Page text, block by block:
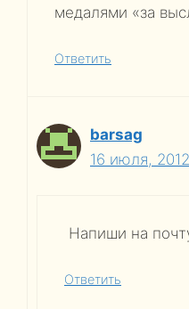
медалями «за
Ответить
barsag
16 июля,
Напиши на
Ответить